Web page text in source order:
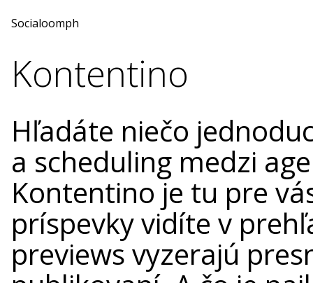
Socialoomph
Kontentino
Hľadáte niečo
a scheduling medzi
Kontentino je tu pre
príspevky vidíte v
previews vyzerajú